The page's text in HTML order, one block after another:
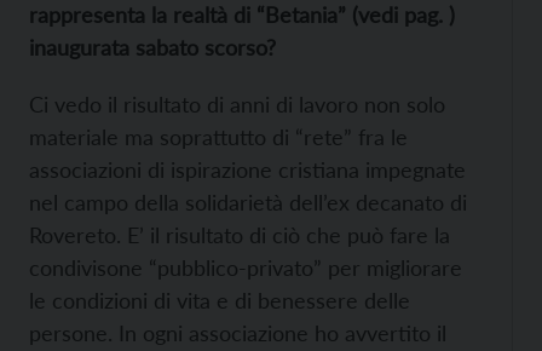
rappresenta la realtà di “Betania” (vedi pag. )
inaugurata sabato scorso?
Ci vedo il risultato di anni di lavoro non solo
materiale ma soprattutto di “rete” fra le
associazioni di ispirazione cristiana impegnate
nel campo della solidarietà dell’ex decanato di
Rovereto. E’ il risultato di ciò che può fare la
condivisone “pubblico-privato” per migliorare
le condizioni di vita e di benessere delle
persone. In ogni associazione ho avvertito il